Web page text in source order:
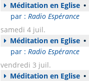
Méditation en Eglise •
par : Radio Espérance
samedi 4 juil.
Méditation en Eglise •
par : Radio Espérance
vendredi 3 juil.
Méditation en Eglise •